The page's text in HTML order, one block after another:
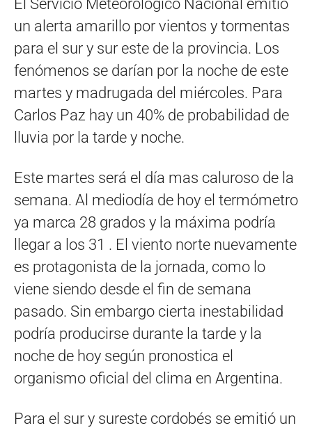
El Servicio Meteorológico Nacional emitió
un alerta amarillo por vientos y tormentas
para el sur y sur este de la provincia. Los
fenómenos se darían por la noche de este
martes y madrugada del miércoles. Para
Carlos Paz hay un 40% de probabilidad de
lluvia por la tarde y noche.
Este martes será el día mas caluroso de la
semana. Al mediodía de hoy el termómetro
ya marca 28 grados y la máxima podría
llegar a los 31 . El viento norte nuevamente
es protagonista de la jornada, como lo
viene siendo desde el fin de semana
pasado. Sin embargo cierta inestabilidad
podría producirse durante la tarde y la
noche de hoy según pronostica el
organismo oficial del clima en Argentina.
Para el sur y sureste cordobés se emitió un